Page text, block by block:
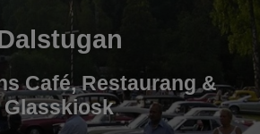
Café, Restaurang &
Glasskiosk